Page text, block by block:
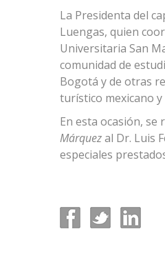
La Presidenta del
Luengas, quien
Universitaria San
comunidad de
Bogotá y de otras
turístico mexicano
En esta ocasión,
Márquezal Dr. Luis
especiales